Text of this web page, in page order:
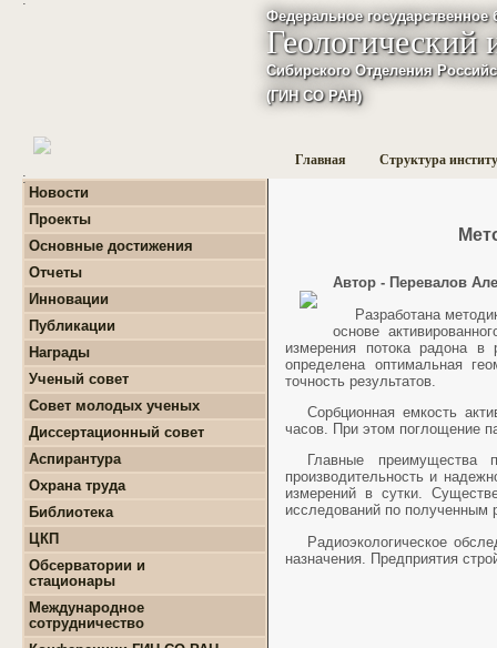
Федеральное
Сибирского Отделения
(ГИН СО РАН)
Главная Структура
:
Новости
Проекты
+
базовые проекты по
приоритетным
+ Гранты
+ Международные
+
Завершенные проекты.
Основные достижения
Отчеты
+
Фундаментальные
базовые проекты по
направлениям РАН
+ Программы Президиума
+ Программы Отделения
наук о Земле РАН
+
программы Сибирского
отделения РАН
Инновации
Публикации
+
Монографии
Награды
Ученый совет
Совет молодых ученых
+
+
Список молодых ученых
+
Положение о СМУ ГИН
СО РАН
+ ФЦП "ЖИЛИЩЕ"
+ Популяризация науки
Диссертационный совет
Аспирантура
+
деятельность
+ Информация для
поступающих
+ Поступление в ВУЗ
онлайн
+ Аттестация аспирантов
+ Личные кабинеты
аспирантов
+
Нормативные документы
Охрана труда
Библиотека
ЦКП
+
+ Оборудование
+
образцов
+ Документы
Обсерватории и
стационары
+
+ Обсерватории
+
Стационары
Международное
сотрудничество
Автор - Перевалов
Разработана
основе
измерения потока радона в
определена оптимальная
точность результатов.
Сорбционная емкость
часов. При этом поглощение
Главные преимущества
производительность и
измерений в сутки.
исследований по полученным
Радиоэкологическое
назначения. Предприятия